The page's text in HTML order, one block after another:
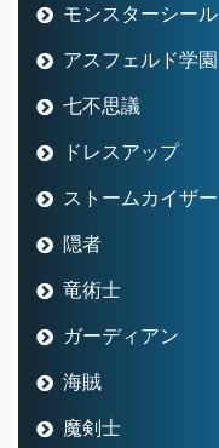
モンスターシール
アスフェルド学園
七不思議
ドレスアップ
ストームカイザー
隠者
竜術士
ガーディアン
海賊
魔剣士